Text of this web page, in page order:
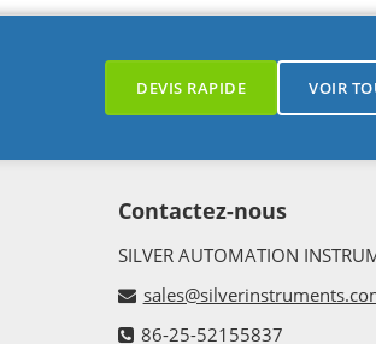
DEVIS RAPIDE VOIR
Contactez-nous
SILVER AUTOMATION
86-25-52155837